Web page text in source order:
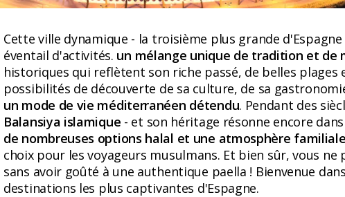
Cette ville dynamique - la troisième plus grande
éventail d'activités. un mélange unique de tradition et de
historiques qui reflètent son riche passé, de belles plages
possibilités de découverte de sa culture, de sa
un mode de vie méditerranéen détendu. Pendant des
Balansiya islamique - et son héritage résonne encore
de nombreuses options halal et une atmosphère
choix pour les voyageurs musulmans. Et bien sûr, vous
sans avoir goûté à une authentique paella ! Bienvenue
destinations les plus captivantes d'Espagne.